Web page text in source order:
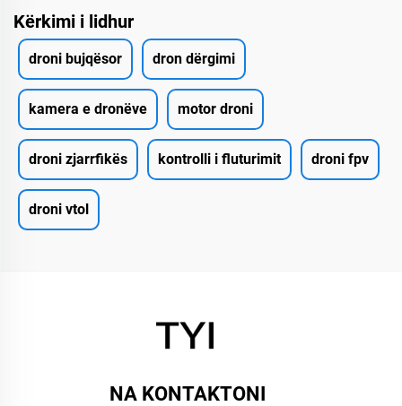
Kërkimi i lidhur
droni bujqësor dron dërgimi
kamera e dronëve motor droni
droni zjarrfikës kontrolli i fluturimit droni fpv
droni vtol
NA KONTAKTONI